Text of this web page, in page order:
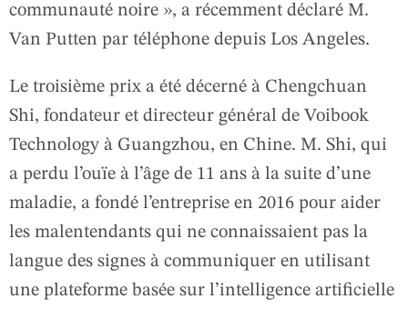
communauté noire », a récemment déclaré M.
Van Putten par téléphone depuis Los Angeles.
Le troisième prix a été décerné à Chengchuan
Shi, fondateur et directeur général de Voibook
Technology à Guangzhou, en Chine. M. Shi, qui
a perdu l’ouïe à l’âge de 11 ans à la suite d’une
maladie, a fondé l’entreprise en 2016 pour aider
les malentendants qui ne connaissaient pas la
langue des signes à communiquer en utilisant
une plateforme basée sur l’intelligence artificielle